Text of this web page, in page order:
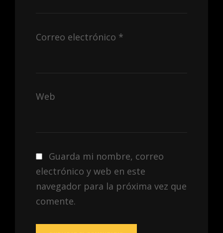
Correo electrónico *
Web
Guarda mi nombre, correo
electrónico y web en este
navegador para la próxima vez que
comente.